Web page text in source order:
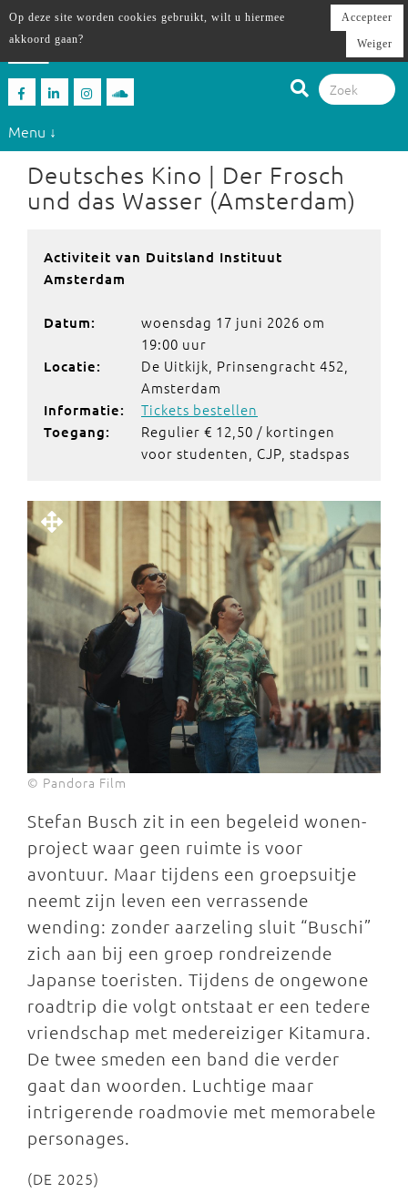
Menu ↓
Deutsches Kino | Der Frosch
und das Wasser (Amsterdam)
Activiteit van Duitsland Instituut
Amsterdam
Datum:
woensdag 17 juni 2026 om
19:00 uur
Locatie:
De Uitkijk, Prinsengracht 452,
Amsterdam
Informatie: Tickets bestellen
Toegang:
Regulier € 12,50 / kortingen
voor studenten, CJP, stadspas
© Pandora Film
Stefan Busch zit in een begeleid wonen-
project waar geen ruimte is voor
avontuur. Maar tijdens een groepsuitje
neemt zijn leven een verrassende
wending: zonder aarzeling sluit “Buschi”
zich aan bij een groep rondreizende
Japanse toeristen. Tijdens de ongewone
roadtrip die volgt ontstaat er een tedere
vriendschap met medereiziger Kitamura.
De twee smeden een band die verder
gaat dan woorden. Luchtige maar
intrigerende roadmovie met memorabele
personages.
(DE 2025)
Op deze site worden cookies gebruikt, wilt u hiermee
akkoord gaan?
Accepteer
Weiger